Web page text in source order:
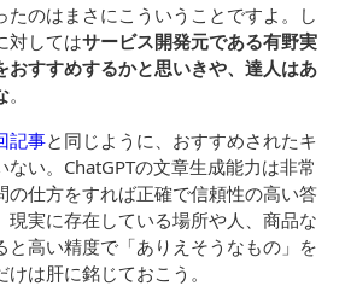
たのはまさにこういうことですよ。し
対してはサービス開発元である有野実
おすすめするかと思いきや、達人はあ
。
記事と同じように、おすすめされたキ
ない。ChatGPTの文章生成能力は非常
の仕方をすれば正確で信頼性の高い答
現実に存在している場所や人、商品な
と高い精度で「ありえそうなもの」を
は肝に銘じておこう。